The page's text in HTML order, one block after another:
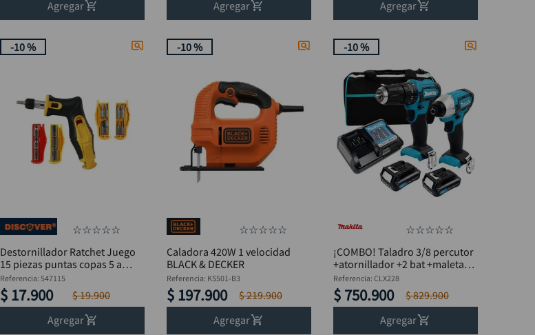
Agregar
Agregar
Agregar
-10 %
☆☆☆☆☆
Destornillador Ratchet Juego
15 piezas puntas copas 5 a
10mm DISCOVER
Referencia:547115
$ 17.900 $19.900
Agregar
-10 %
☆☆☆☆☆
Caladora 420W 1 velocidad
BLACK & DECKER
Referencia: KS501-B3
$ 197.900 $219.900
Agregar
-10 %
☆☆☆☆☆
¡COMBO! Taladro 3/8 percutor
+atornillador +2 bat +maleta
MAKITA CLX228
Referencia: CLX228
$ 750.900 $829.900
Agregar